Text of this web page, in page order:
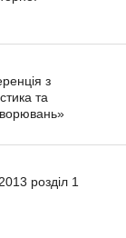
з
та
розділ 1